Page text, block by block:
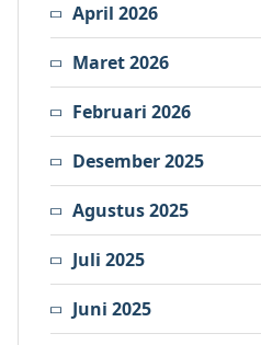
April 2026
Maret 2026
Februari 2026
Desember 2025
Agustus 2025
Juli 2025
Juni 2025